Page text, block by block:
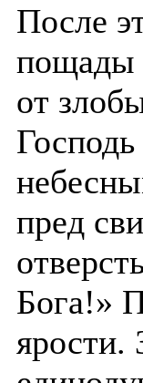
После
пощады
от
пред
Бога!»
ярости.